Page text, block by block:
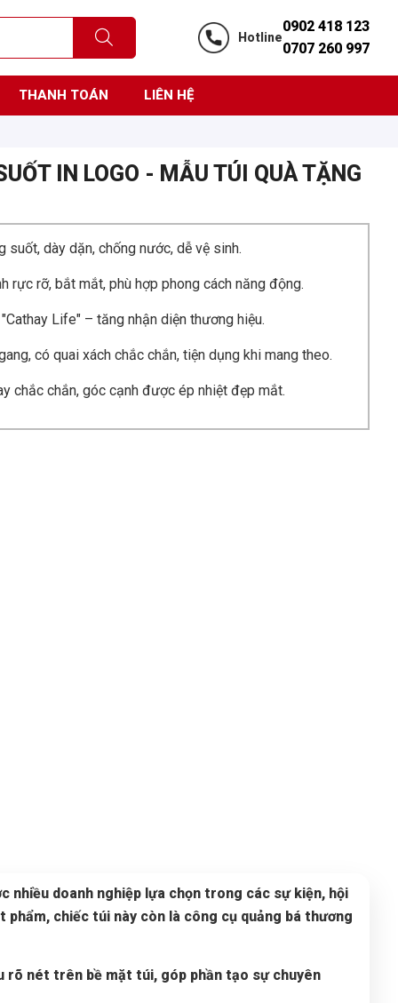
Hotline
0902 418 123
0707 260 997
THANH TOÁN LIÊN HỆ
IN LOGO - MẪU TÚI QUÀ TẶNG
suốt, dày dặn, chống nước, dễ vệ sinh.
rực rỡ, bắt mắt, phù hợp phong cách năng động.
Life" – tăng nhận diện thương hiệu.
có quai xách chắc chắn, tiện dụng khi mang theo.
chắc chắn, góc cạnh được ép nhiệt đẹp mắt.
doanh nghiệp lựa chọn trong các sự kiện, hội
chiếc túi này còn là công cụ quảng bá thương
rõ nét trên bề mặt túi, góp phần tạo sự chuyên